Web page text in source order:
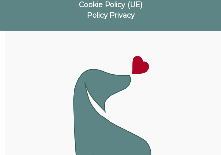
Cookie Policy (UE)
Policy Privacy